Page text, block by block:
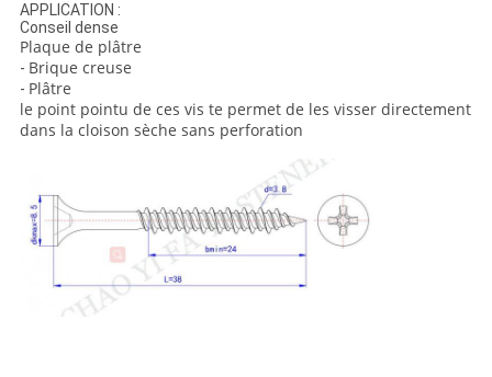
APPLICATION :
Conseil dense
Plaque de plâtre
- Brique creuse
- Plâtre
le point pointu de ces vis te permet de les visser directement
dans la cloison sèche sans perforation